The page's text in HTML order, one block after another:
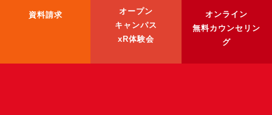
《3DGS》
資料請求
オープン
キャンパス
xR体験会
オンライン
無料カウンセリン
グ